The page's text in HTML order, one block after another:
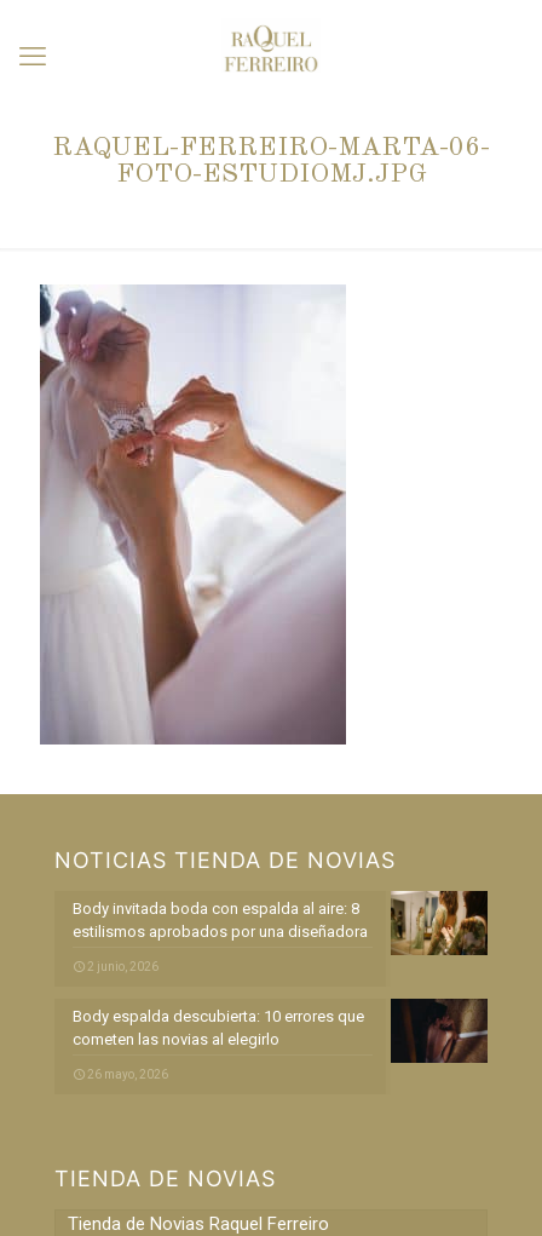
RAQUEL-FERREIRO-MARTA-06-
FOTO-ESTUDIOMJ.JPG
NOTICIAS TIENDA DE NOVIAS
Body invitada boda con espalda al aire: 8
estilismos aprobados por una diseñadora
2 junio, 2026
Body espalda descubierta: 10 errores que
cometen las novias al elegirlo
26 mayo, 2026
TIENDA DE NOVIAS
Tienda de Novias Raquel Ferreiro